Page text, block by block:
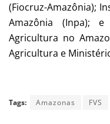
(Fiocruz-Amazônia);
Amazônia (Inpa); e
Agricultura no
Agricultura e
Tags: Amazonas FVS